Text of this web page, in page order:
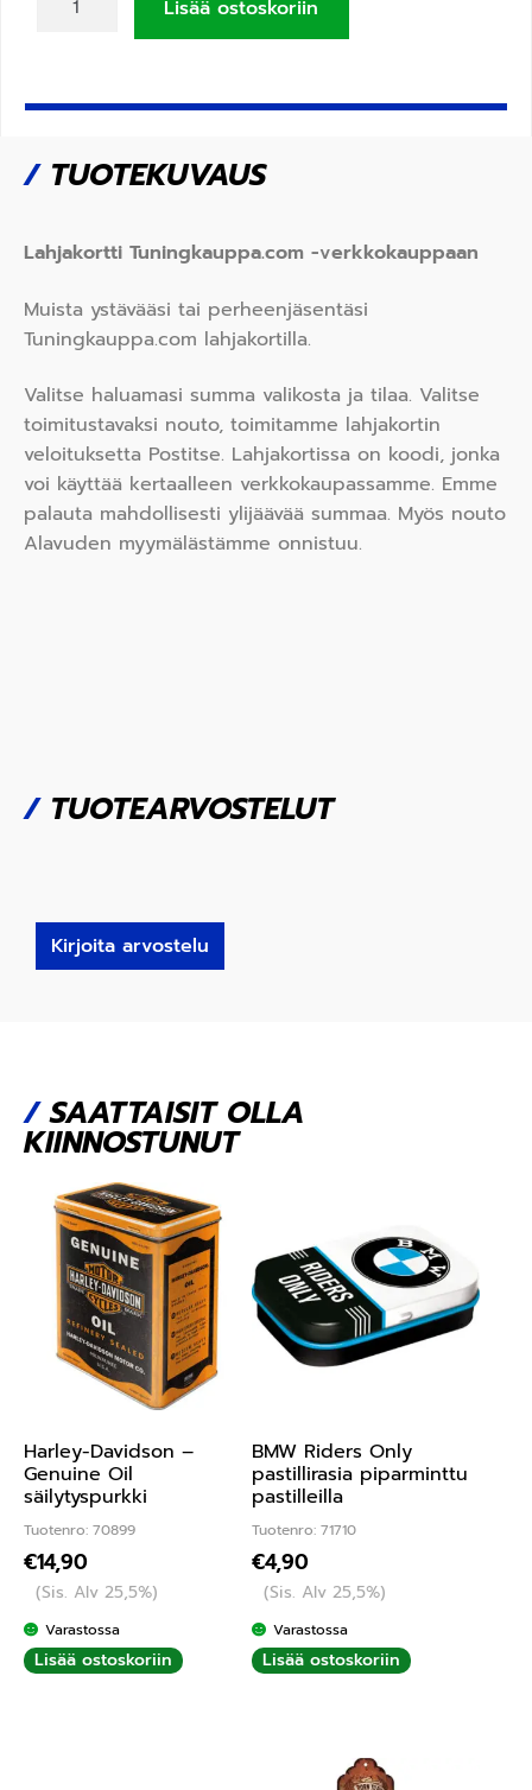
Lisää ostoskoriin
/TUOTEKUVAUS
Lahjakortti Tuningkauppa.com -verkkokauppaan
Muista ystävääsi tai perheenjäsentäsi
Tuningkauppa.com lahjakortilla.
Valitse haluamasi summa valikosta ja tilaa. Valitse
toimitustavaksi nouto, toimitamme lahjakortin
veloituksetta Postitse. Lahjakortissa on koodi, jonka
voi käyttää kertaalleen verkkokaupassamme. Emme
palauta mahdollisesti ylijäävää summaa. Myös nouto
Alavuden myymälästämme onnistuu.
/TUOTEARVOSTELUT
Kirjoita arvostelu
/SAATTAISIT OLLA
KIINNOSTUNUT
Harley-Davidson –
Genuine Oil
säilytyspurkki
Tuotenro: 70899
€14,90
(Sis. Alv 25,5%)
Varastossa
Lisää ostoskoriin
BMW Riders Only
pastillirasia piparminttu
pastilleilla
Tuotenro: 71710
€4,90
(Sis. Alv 25,5%)
Varastossa
Lisää ostoskoriin